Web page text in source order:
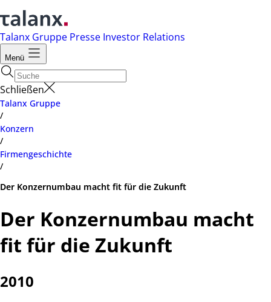
Talanx Gruppe Presse Investor Relations
Menü
Schließen
Talanx Gruppe
/
Konzern
/
Firmengeschichte
/
Der Konzernumbau macht fit für die Zukunft
Der Konzernumbau macht
fit für die Zukunft
2010